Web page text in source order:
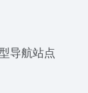
导航站点